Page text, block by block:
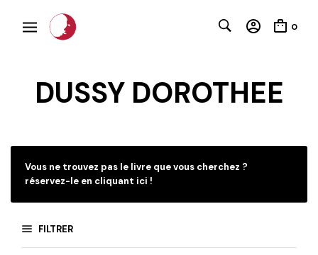
0
DUSSY DOROTHEE
Vous ne trouvez pas le livre que vous cherchez ?
réservez-le en cliquant ici !
FILTRER